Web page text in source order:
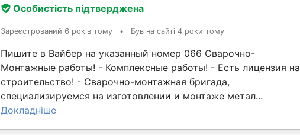
Особистість підтверджена
Зареєстрований 6 років тому • Був на сайті 4 роки тому
Пишите в Вайбер на указанный номер 066 Сварочно-
Монтажные работы! - Комплексные работы! - Есть лицензия на
строительство! - Сварочно-монтажная бригада,
специализируемся на изготовлении и монтаже метал...
Докладніше